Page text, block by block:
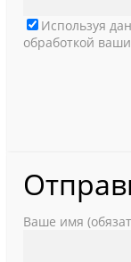
Используя
обработкой
Ваше имя